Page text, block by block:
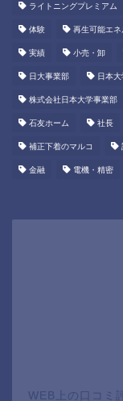
ライトニングプレミアム
体験 再生可能エネ
実績 小売・卸
日大事業部 日本
株式会社日本大学事業部
石友ホーム 社長
補正下着のマルコ
金融 電機・精密
WEB上の口コミ